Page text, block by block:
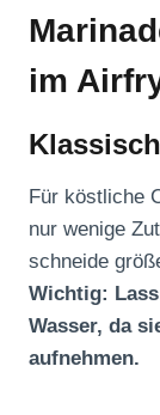
im
Für köstliche
nur wenige
schneide
Wichtig:
Wasser, da
aufnehmen.